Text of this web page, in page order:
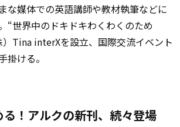
な媒体での英語講師や教材執筆などに
“世界中のドキドキわくわくのため
）Tina interXを設立、国際交流イベント
掛ける。
！アルクの新刊、続々登場